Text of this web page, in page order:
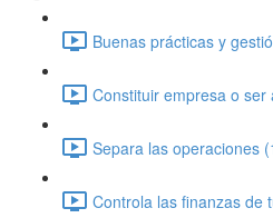
Buenas prácticas y
Constituir empresa o ser
Separa las operaciones
Controla las finanzas de